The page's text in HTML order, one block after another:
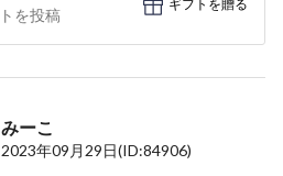
ギフトを贈る
みーこ
2023年09月29日(ID:84906)